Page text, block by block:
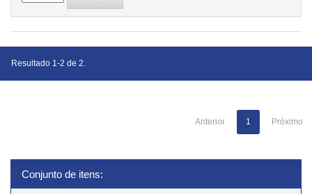
Resultado 1-2 de 2.
Anterior 1 Próximo
Conjunto de itens: